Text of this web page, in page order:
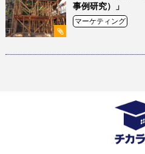
事例研究）」
マーケティング